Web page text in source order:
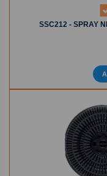
SSC212 - SPRAY